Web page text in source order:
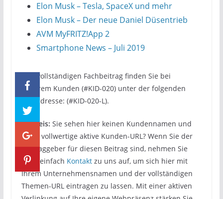
Elon Musk – Tesla, SpaceX und mehr
Elon Musk – Der neue Daniel Düsentrieb
AVM MyFRITZ!App 2
Smartphone News – Juli 2019
Den vollständigen Fachbeitrag finden Sie bei
unserem Kunden (#KID-020) unter der folgenden
Webadresse: (#KID-020-L).
Hinweis: Sie sehen hier keinen Kundennamen und
keine vollwertige aktive Kunden-URL? Wenn Sie der
Auftraggeber für diesen Beitrag sind, nehmen Sie
doch einfach Kontaktzu uns auf, um sich hier mit
Ihrem Unternehmensnamen und der vollständigen
Themen-URL eintragen zu lassen. Mit einer aktiven